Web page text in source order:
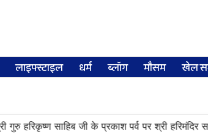
लाइफ्स्टाइल धर्म ब्लॉग मौसम खेल
हरिकृष्ण साहिब जी के प्रकाश पर्व पर श्री हरिमंदिर